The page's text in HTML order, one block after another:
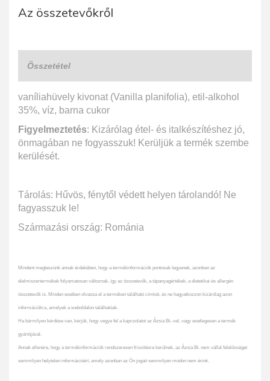
Az összetevőkről
Összetétel
vaníliahüvely kivonat (Vanilla planifolia), etil-alkohol
35%, víz, barna cukor
Figyelmeztetés: Kizárólag étel- és italkészítéshez jó,
önmagában ne fogyasszuk! Kerüljük a termék szembe
kerülését.
Tárolás: Hűvös, fénytől védett helyen tárolandó! Ne
fagyasszuk le!
Származási ország: Románia
Mindent megteszünk annak érdekében, hogy a termékinformációk pontosak legyenek, azonban az
élelmiszertermékek folyamatosan változnak, így az összetevők, a tápanyagértékek, a dietetikai és allergén
összetevők is. Minden esetben olvassa el a terméken található címkét, és ne hagyatkozzon kizárólag azon
információkra, amelyek a weboldalon találhatóak.
Ha bármilyen kérdése van, kérjük, hogy vegye fel a kapcsolatot az Ázsia Bt.-vel, vagy esetlegesen a termék
gyártójával.
Annak ellenére, hogy a termékinformációk rendszeresen frissítésre kerülnek, az Ázsia Bt. nem vállal felelősséget
semmilyen helytelen információért, amely azonban az Ön jogait semmilyen módon nem érinti.